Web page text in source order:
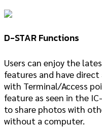
D-STAR Functions
Users can enjoy the
features and have direct
with Terminal/Access
feature as seen in the
to share photos with
without a computer.